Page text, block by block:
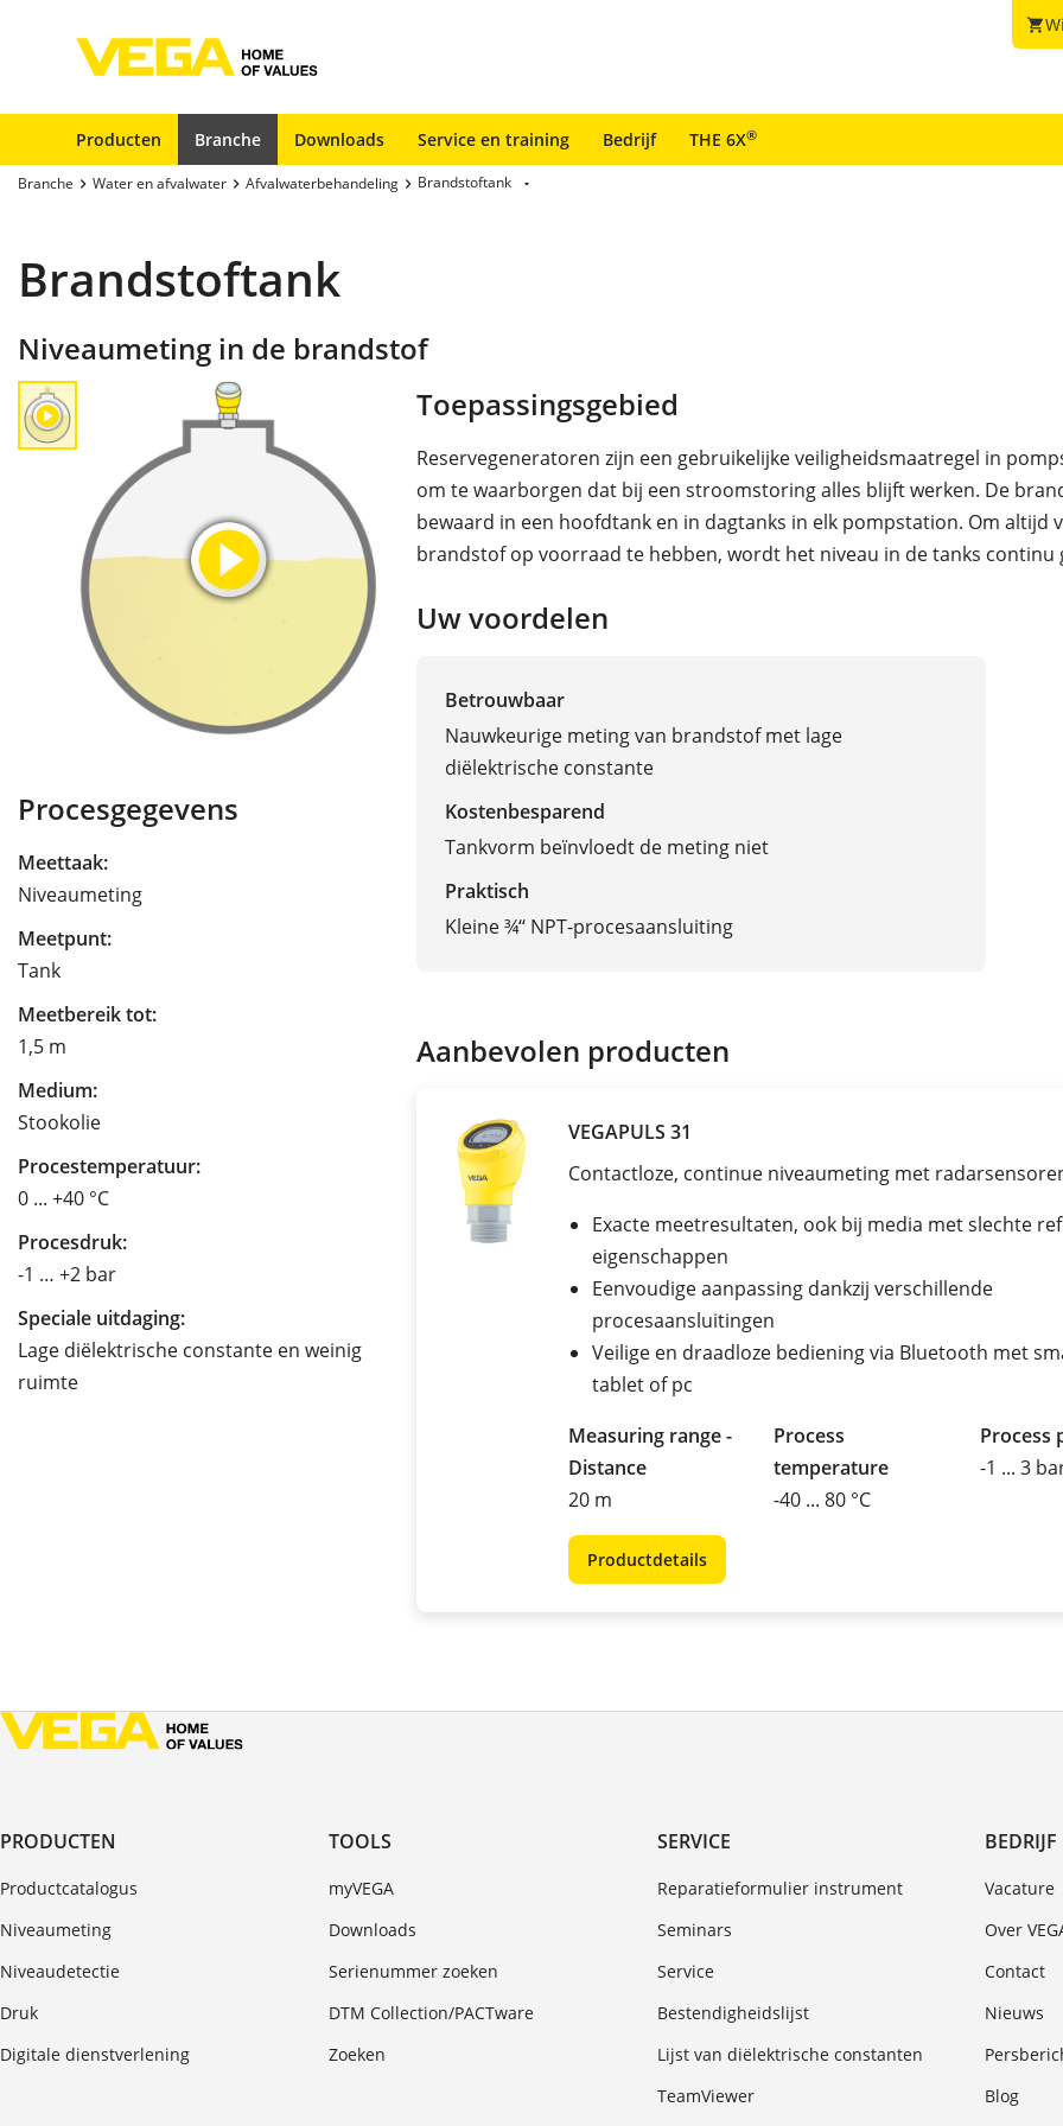
shopping_cart
Producten Branche Downloads Service en training Bedrijf THE 6X®
Branche Water en afvalwater Afvalwaterbehandeling Brandstoftank
Brandstoftank
Niveaumeting in de brandstof
Procesgegevens
Meettaak:
Niveaumeting
Meetpunt:
Tank
Meetbereik tot:
1,5 m
Medium:
Stookolie
Procestemperatuur:
0 ... +40 °C
Procesdruk:
-1 … +2 bar
Speciale uitdaging:
Lage diëlektrische constante en weinig
ruimte
Toepassingsgebied
Reservegeneratoren zijn een gebruikelijke veiligheidsmaatregel in
om te waarborgen dat bij een stroomstoring alles blijft werken. De
bewaard in een hoofdtank en in dagtanks in elk pompstation. Om altijd
brandstof op voorraad te hebben, wordt het niveau in de tanks continu
Uw voordelen
Betrouwbaar
Nauwkeurige meting van brandstof met lage
diëlektrische constante
Kostenbesparend
Tankvorm beïnvloedt de meting niet
Praktisch
Kleine ¾‘‘ NPT-procesaansluiting
Aanbevolen producten
VEGAPULS 31
Contactloze, continue niveaumeting met
Exacte meetresultaten, ook bij media met slechte
eigenschappen
Eenvoudige aanpassing dankzij verschillende
procesaansluitingen
Veilige en draadloze bediening via Bluetooth met
tablet of pc
Measuring range -
Distance
20 m
Process
temperature
-40 ... 80 °C
Process
-1 ... 3
Productdetails
PRODUCTEN
Productcatalogus
Niveaumeting
Niveaudetectie
Druk
Digitale dienstverlening
TOOLS
myVEGA
Downloads
Serienummer zoeken
DTM Collection/PACTware
Zoeken
SERVICE
Reparatieformulier instrument
Seminars
Service
Bestendigheidslijst
Lijst van diëlektrische constanten
TeamViewer
BEDRIJF
Vacature
Over
Contact
Nieuws
Blog